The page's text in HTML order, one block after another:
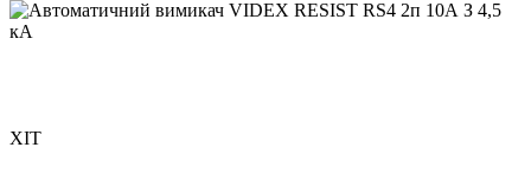
ХІТ